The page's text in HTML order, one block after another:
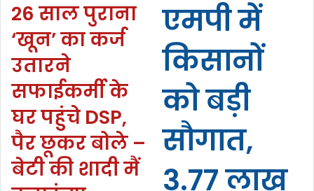
26 साल पुराना
‘खून’ का कर्ज
उतारने
सफाईकर्मी के
घर पहुंचे DSP,
पैर छूकर बोले –
बेटी की शादी मैं
एमपी में
किसानों
को बड़ी
सौगात,
3.77 लाख